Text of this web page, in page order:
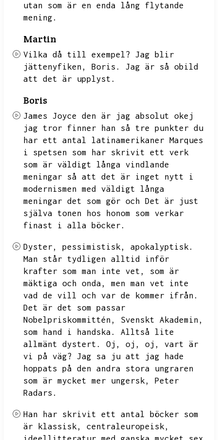
utan som är en enda lång flytande
mening.
Martin
Vilka då till exempel? Jag blir
jättenyfiken,
Boris.
Jag är så obild
att det är upplyst.
Boris
James Joyce den är jag absolut okej
jag tror finner han så tre punkter du
har ett antal latinamerikaner Marques
i spetsen som har skrivit ett verk
som är väldigt långa vindlande
meningar så att det är inget nytt i
modernismen med väldigt långa
meningar det som gör och Det är just
själva tonen hos honom som verkar
finast i alla böcker.
Dyster, pessimistisk,
apokalyptisk.
Man står tydligen alltid inför
krafter som man inte vet,
som är
mäktiga och onda,
men man vet inte
vad de vill och var de kommer ifrån.
Det är det som passar
Nobelpriskommittén, Svenskt Akademin,
som hand i handska.
Alltså lite
allmänt dystert.
Oj, oj, oj,
vart är
vi på väg? Jag sa ju att jag hade
hoppats på den andra stora ungraren
som är mycket mer ungersk,
Peter
Radars.
Han har skrivit ett antal böcker som
är klassisk,
centraleuropeisk,